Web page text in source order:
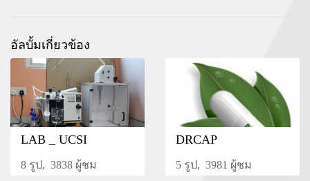
อัลบั้มเกี่ยวข้อง
LAB _ UCSI
8 รูป, 3838 ผู้ชม
DRCAP
5 รูป, 3981 ผู้ชม